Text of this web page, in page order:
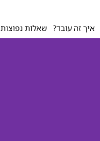
איך זה עובד? שאלות נפוצות